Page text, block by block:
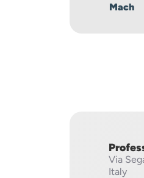
Mach
Via
Italy